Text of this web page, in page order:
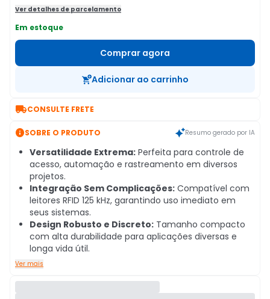
Ver detalhes de parcelamento
Em estoque
Comprar agora
Adicionar ao carrinho
CONSULTE FRETE
SOBRE O PRODUTO Resumo gerado por IA
Versatilidade Extrema: Perfeita para controle de
acesso, automação e rastreamento em diversos
projetos.
Integração Sem Complicações: Compatível com
leitores RFID 125 kHz, garantindo uso imediato em
seus sistemas.
Design Robusto e Discreto: Tamanho compacto
com alta durabilidade para aplicações diversas e
longa vida útil.
Ver mais